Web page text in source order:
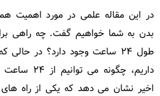
در این مقاله علمی در مورد اهمیت
بدن به شما خواهیم گفت. چه راهی
داریم،
اخیر نشان می دهد که یکی از راه های
مشاوره
خانواده
مشاوره